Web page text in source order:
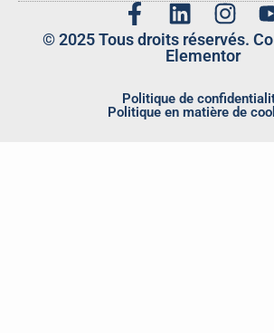
© 2025 Tous droits réservés.
Elementor
Politique de
Politique en matière de